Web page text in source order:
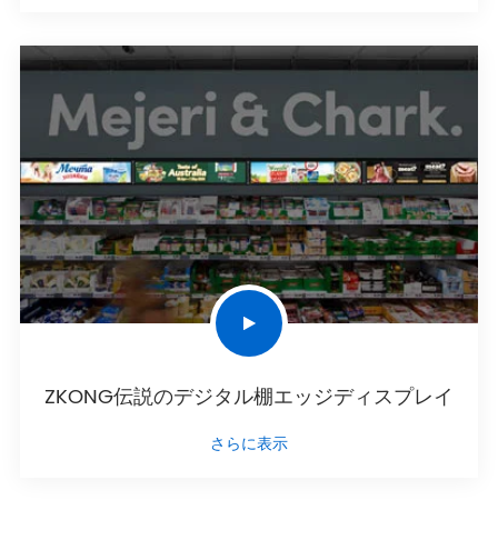
ZKONG伝説のデジタル棚エッジディスプレイ
さらに表示